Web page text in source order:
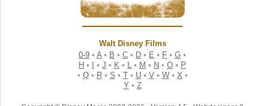
Walt Disney Films
0-9 •A • B •C • D • E • F •G •
H • I •J • K • L • M • N •O • P
• Q• R• S • T• U• V• W• X •
Y • Z